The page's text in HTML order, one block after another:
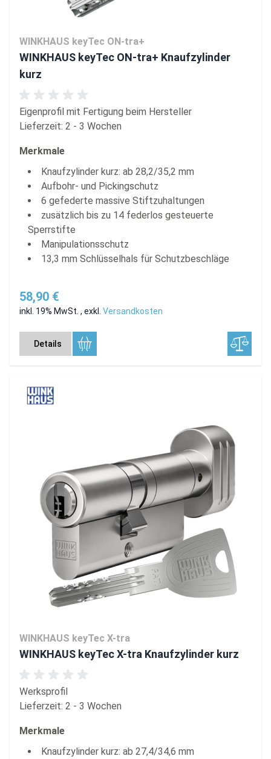
WINKHAUS keyTec ON-tra+
WINKHAUS keyTec ON-tra+ Knaufzylinder
kurz
Eigenprofil mit Fertigung beim Hersteller
Lieferzeit: 2 - 3 Wochen
Merkmale
Knaufzylinder kurz: ab 28,2/35,2 mm
Aufbohr- und Pickingschutz
6 gefederte massive Stiftzuhaltungen
zusätzlich bis zu 14 federlos gesteuerte
Sperrstifte
Manipulationsschutz
13,3 mm Schlüsselhals für Schutzbeschläge
58,90 €
inkl. 19% MwSt. , exkl. Versandkosten
Details
WINKHAUS keyTec X-tra
WINKHAUS keyTec X-tra Knaufzylinder kurz
Werksprofil
Lieferzeit: 2 - 3 Wochen
Merkmale
Knaufzylinder kurz: ab 27,4/34,6 mm